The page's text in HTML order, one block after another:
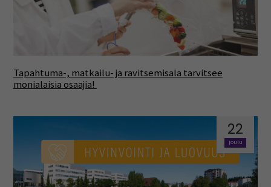
Tapahtuma-, matkailu- ja ravitsemisala tarvitsee
monialaisia osaajia!
22
joulu